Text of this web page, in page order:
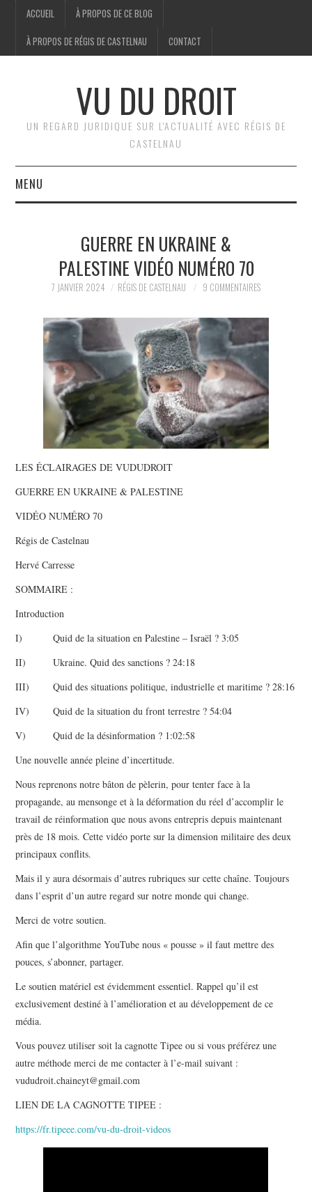
ACCUEIL À PROPOS DE CE BLOG
À PROPOS DE RÉGIS DE CASTELNAU CONTACT
VU DU DROIT
UN REGARD JURIDIQUE SUR L'ACTUALITÉ AVEC RÉGIS DE
CASTELNAU
MENU
JURIDIQUE
POLITIQUE
HISTOIRE
CULTURE
SPORT
GUERRE EN UKRAINE &
PALESTINE VIDÉO NUMÉRO 70
7 JANVIER 2024 RÉGIS DE CASTELNAU 9 COMMENTAIRES
LES ÉCLAIRAGES DE VUDUDROIT
GUERRE EN UKRAINE & PALESTINE
VIDÉO NUMÉRO 70
Régis de Castelnau
Hervé Carresse
SOMMAIRE :
Introduction
I) Quid de la situation en Palestine – Israël ? 3:05
II) Ukraine. Quid des sanctions ? 24:18
III) Quid des situations politique, industrielle et maritime ? 28:16
IV) Quid de la situation du front terrestre ? 54:04
V) Quid de la désinformation ? 1:02:58
Une nouvelle année pleine d’incertitude.
Nous reprenons notre bâton de pèlerin, pour tenter face à la
propagande, au mensonge et à la déformation du réel d’accomplir le
travail de réinformation que nous avons entrepris depuis maintenant
près de 18 mois. Cette vidéo porte sur la dimension militaire des deux
principaux conflits.
Mais il y aura désormais d’autres rubriques sur cette chaîne. Toujours
dans l’esprit d’un autre regard sur notre monde qui change.
Merci de votre soutien.
Afin que l’algorithme YouTube nous « pousse » il faut mettre des
pouces, s’abonner, partager.
Le soutien matériel est évidemment essentiel. Rappel qu’il est
exclusivement destiné à l’amélioration et au développement de ce
média.
Vous pouvez utiliser soit la cagnotte Tipee ou si vous préférez une
autre méthode merci de me contacter à l’e-mail suivant :
vududroit.chaineyt@gmail.com
LIEN DE LA CAGNOTTE TIPEE :
https://fr.tipeee.com/vu-du-droit-videos